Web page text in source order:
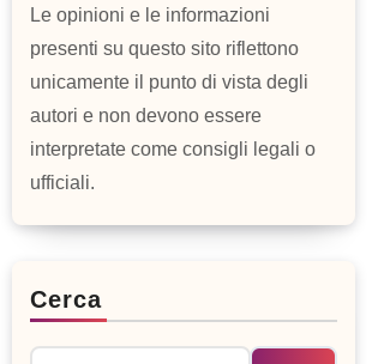
Le opinioni e le informazioni
presenti su questo sito riflettono
unicamente il punto di vista degli
autori e non devono essere
interpretate come consigli legali o
ufficiali.
Cerca